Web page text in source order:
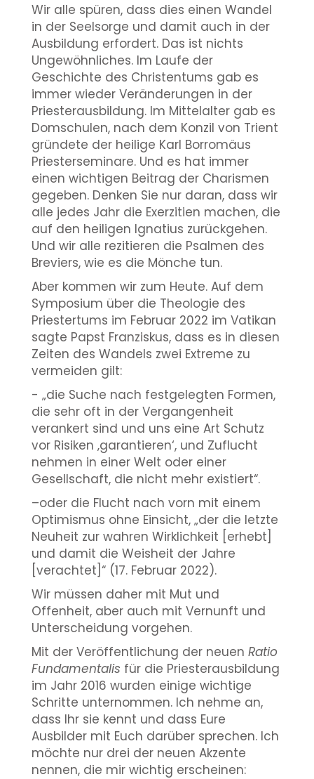
Wir alle spüren, dass dies einen Wandel
in der Seelsorge und damit auch in der
Ausbildung erfordert. Das ist nichts
Ungewöhnliches. Im Laufe der
Geschichte des Christentums gab es
immer wieder Veränderungen in der
Priesterausbildung. Im Mittelalter gab es
Domschulen, nach dem Konzil von Trient
gründete der heilige Karl Borromäus
Priesterseminare. Und es hat immer
einen wichtigen Beitrag der Charismen
gegeben. Denken Sie nur daran, dass wir
alle jedes Jahr die Exerzitien machen, die
auf den heiligen Ignatius zurückgehen.
Und wir alle rezitieren die Psalmen des
Breviers, wie es die Mönche tun.
Aber kommen wir zum Heute. Auf dem
Symposium über die Theologie des
Priestertums im Februar 2022 im Vatikan
sagte Papst Franziskus, dass es in diesen
Zeiten des Wandels zwei Extreme zu
vermeiden gilt:
- „die Suche nach festgelegten Formen,
die sehr oft in der Vergangenheit
verankert sind und uns eine Art Schutz
vor Risiken ‚garantieren‘, und Zuflucht
nehmen in einer Welt oder einer
Gesellschaft, die nicht mehr existiert“.
–oder die Flucht nach vorn mit einem
Optimismus ohne Einsicht, „der die letzte
Neuheit zur wahren Wirklichkeit [erhebt]
und damit die Weisheit der Jahre
[verachtet]“ (17. Februar 2022).
Wir müssen daher mit Mut und
Offenheit, aber auch mit Vernunft und
Unterscheidung vorgehen.
Mit der Veröffentlichung der neuen Ratio
Fundamentalis für die Priesterausbildung
im Jahr 2016 wurden einige wichtige
Schritte unternommen. Ich nehme an,
dass Ihr sie kennt und dass Eure
Ausbilder mit Euch darüber sprechen. Ich
möchte nur drei der neuen Akzente
nennen, die mir wichtig erscheinen: